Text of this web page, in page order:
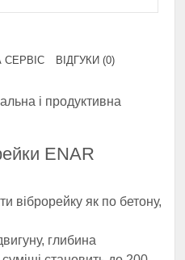
СЕРВІС ВІДГУКИ (0)
і продуктивна
ENAR
віброрейку як по бетону,
глибина